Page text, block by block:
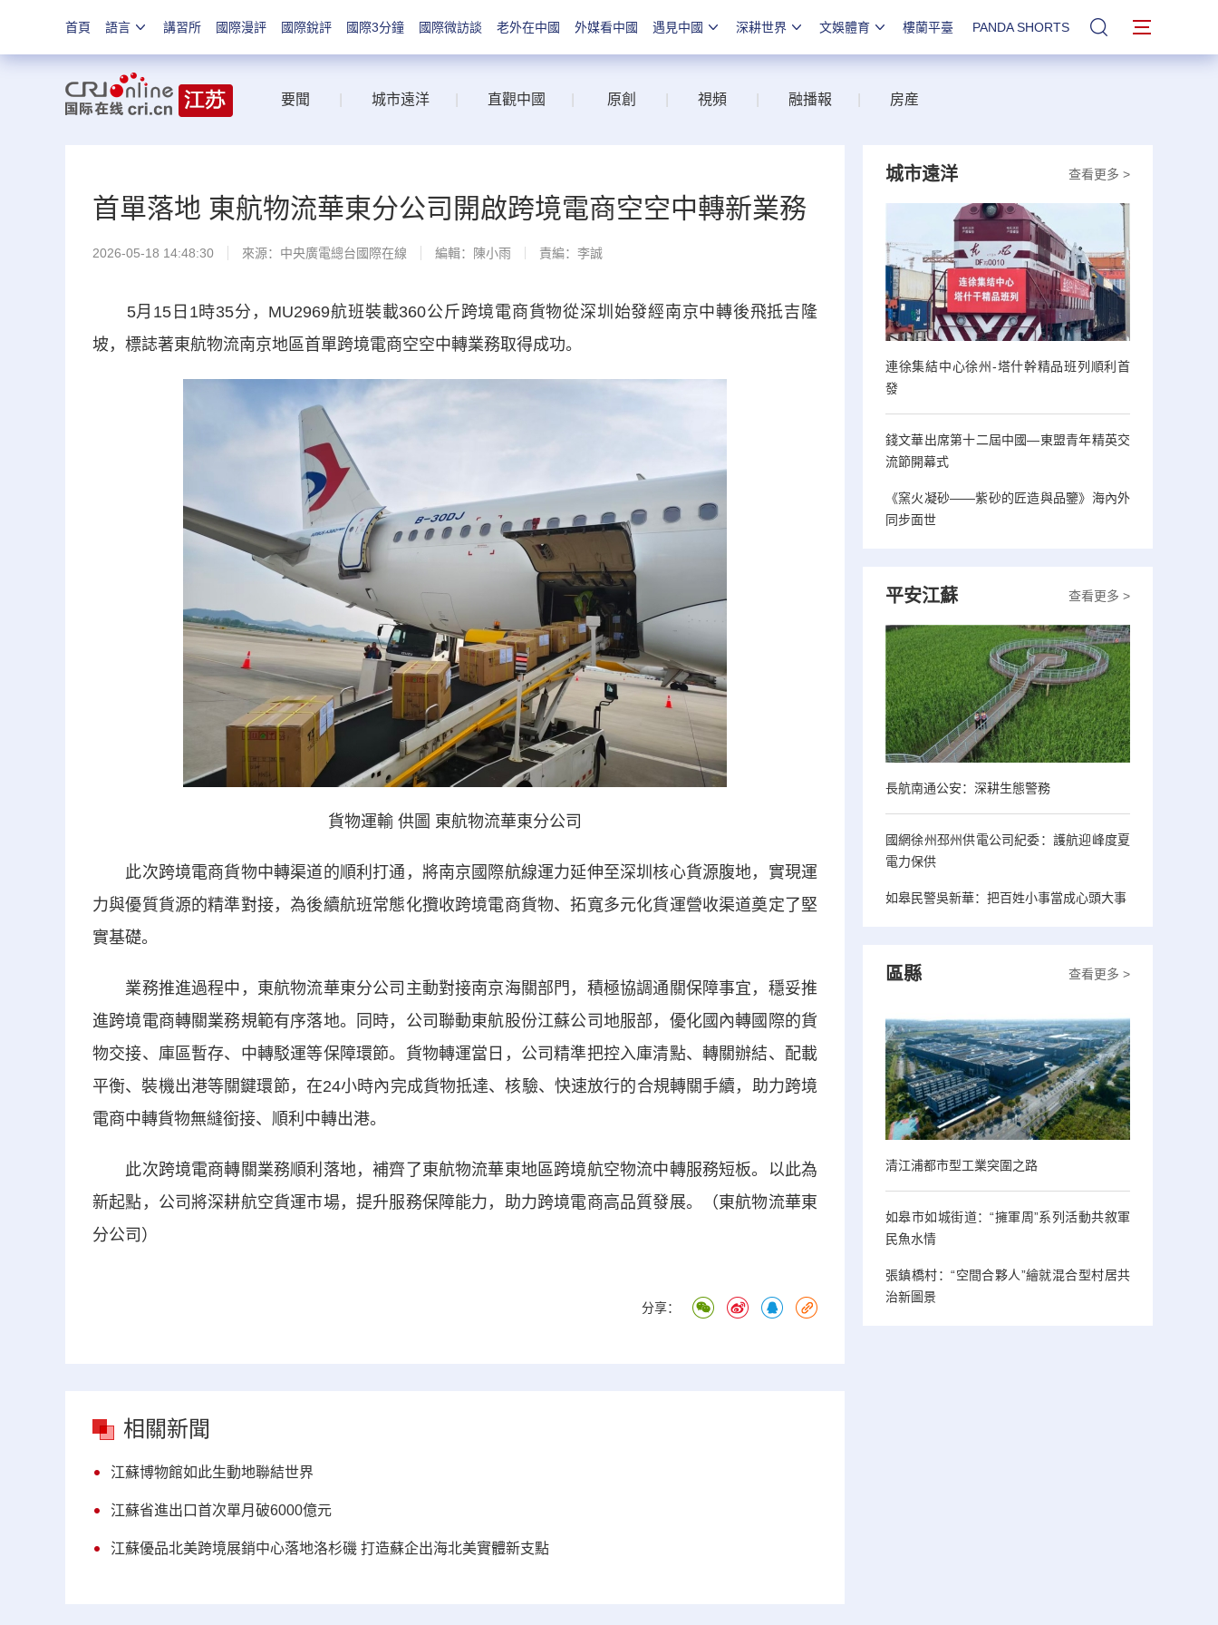
首頁 語言 講習所 國際漫評 國際銳評 國際3分鐘 國際微訪談 老外在中國 外媒看中國 遇見中國 深耕世界 文娛體育 樓蘭平臺 PANDA SHORTS 站內搜索
要聞 城市遠洋 直觀中國 原創 視頻 融播報 房産
首單落地 東航物流華東分公司開啟跨境電商空空中轉新業務
2026-05-18 14:48:30 來源：中央廣電總台國際在線 編輯：陳小雨 責編：李誠
5月15日1時35分，MU2969航班裝載360公斤跨境電商貨物從深圳始發經南京中轉後飛抵吉隆
坡，標誌著東航物流南京地區首單跨境電商空空中轉業務取得成功。
貨物運輸 供圖 東航物流華東分公司
此次跨境電商貨物中轉渠道的順利打通，將南京國際航線運力延伸至深圳核心貨源腹地，實現運
力與優質貨源的精準對接，為後續航班常態化攬收跨境電商貨物、拓寬多元化貨運營收渠道奠定了堅
實基礎。
業務推進過程中，東航物流華東分公司主動對接南京海關部門，積極協調通關保障事宜，穩妥推
進跨境電商轉關業務規範有序落地。同時，公司聯動東航股份江蘇公司地服部，優化國內轉國際的貨
物交接、庫區暫存、中轉駁運等保障環節。貨物轉運當日，公司精準把控入庫清點、轉關辦結、配載
平衡、裝機出港等關鍵環節，在24小時內完成貨物抵達、核驗、快速放行的合規轉關手續，助力跨境
電商中轉貨物無縫銜接、順利中轉出港。
此次跨境電商轉關業務順利落地，補齊了東航物流華東地區跨境航空物流中轉服務短板。以此為
新起點，公司將深耕航空貨運市場，提升服務保障能力，助力跨境電商高品質發展。（東航物流華東
分公司）
分享：
相關新聞
江蘇博物館如此生動地聯結世界
江蘇省進出口首次單月破6000億元
江蘇優品北美跨境展銷中心落地洛杉磯 打造蘇企出海北美實體新支點
查看更多 >
城市遠洋
連徐集結中心徐州-塔什幹精品班列順利首
發
錢文華出席第十二屆中國—東盟青年精英交
流節開幕式
《窯火凝砂——紫砂的匠造與品鑒》海內外
同步面世
查看更多 >
平安江蘇
長航南通公安：深耕生態警務
國網徐州邳州供電公司紀委：護航迎峰度夏
電力保供
如皋民警吳新華：把百姓小事當成心頭大事
查看更多 >
區縣
清江浦都市型工業突圍之路
如皋市如城街道：“擁軍周”系列活動共敘軍
民魚水情
張鎮橋村：“空間合夥人”繪就混合型村居共
治新圖景